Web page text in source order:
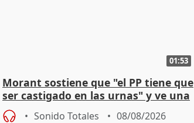
01:53
Morant sostiene que "el PP tiene que
ser castigado en las urnas" y ve una
"pulsión de cambio"
Sonido Totales 08/08/2026